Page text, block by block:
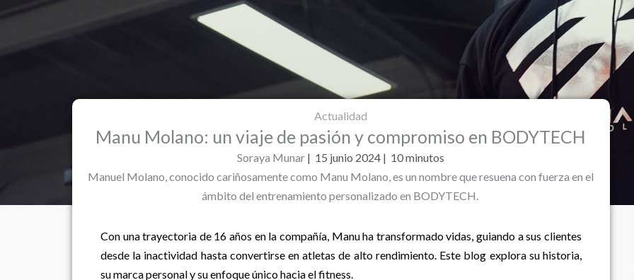
Actualidad
Manu Molano: un viaje de pasión y compromiso en BODYTECH
Soraya Munar | 15 junio 2024 | 10 minutos
Manuel Molano, conocido cariñosamente como Manu Molano, es un nombre que resuena con fuerza en el
ámbito del entrenamiento personalizado en BODYTECH.
Con una trayectoria de 16 años en la compañía, Manu ha transformado vidas, guiando a sus clientes
desde la inactividad hasta convertirse en atletas de alto rendimiento. Este blog explora su historia,
su marca personal y su enfoque único hacia el fitness.